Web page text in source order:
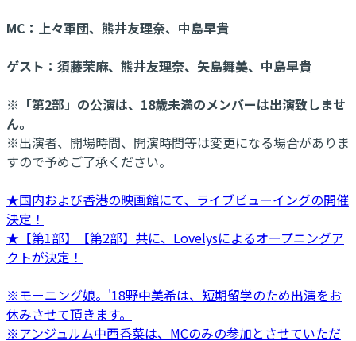
MC：上々軍団、熊井友理奈、中島早貴
ゲスト：須藤茉麻、熊井友理奈、矢島舞美、中島早貴
※「第2部」の公演は、18歳未満のメンバーは出演致しませ
ん。
※出演者、開場時間、開演時間等は変更になる場合がありま
すので予めご了承ください。
★国内および香港の映画館にて、ライブビューイングの開催
決定！
★【第1部】【第2部】共に、Lovelysによるオープニングア
クトが決定！
※モーニング娘。'18野中美希は、短期留学のため出演をお
休みさせて頂きます。
※アンジュルム中西香菜は、MCのみの参加とさせていただ